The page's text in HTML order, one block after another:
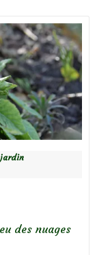
jardin
des nuages